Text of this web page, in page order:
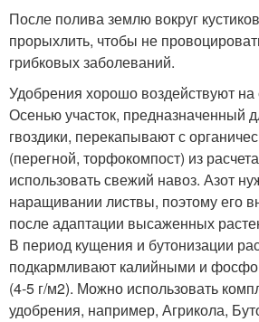
После полива землю вокруг
прорыхлить, чтобы не
грибковых заболеваний.
Удобрения хорошо воздействуют на
Осенью участок, предназначенный
гвоздики, перекапывают с
(перегной, торфокомпост) из
использовать свежий навоз. Азот
наращивании листвы, поэтому его
после адаптации высаженных
В период кущения и бутонизации
подкармливают калийными и
(4-5 г/м2). Можно использовать
удобрения, например, Агрикола,